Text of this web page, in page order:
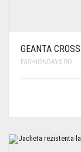
GEANTA
FASHIONDAYS.RO